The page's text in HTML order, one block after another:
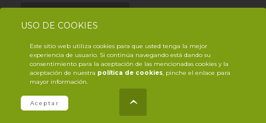
USO DE COOKIES
Este sitio web utiliza cookies para que usted tenga la mejor
experiencia de usuario. Si continúa navegando está dando su
consentimiento para la aceptación de las mencionadas cookies y la
aceptación de nuestra política de cookies, pinche el enlace para
mayor información.
Aceptar © Copyright YouTrack